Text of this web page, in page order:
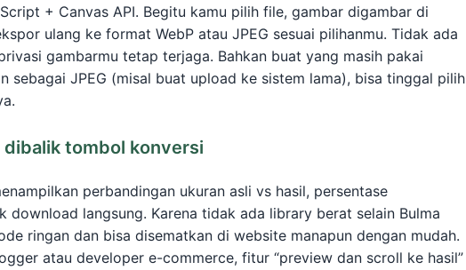
+ Canvas API. Begitu kamu pilih file, gambar digambar di
ulang ke format WebP atau JPEG sesuai pilihanmu. Tidak ada
gambarmu tetap terjaga. Bahkan buat yang masih pakai
sebagai JPEG (misal buat upload ke sistem lama), bisa tinggal pilih
dibalik tombol konversi
perbandingan ukuran asli vs hasil, persentase
download langsung. Karena tidak ada library berat selain Bulma
ringan dan bisa disematkan di website manapun dengan mudah.
atau developer e-commerce, fitur “preview dan scroll ke hasil”